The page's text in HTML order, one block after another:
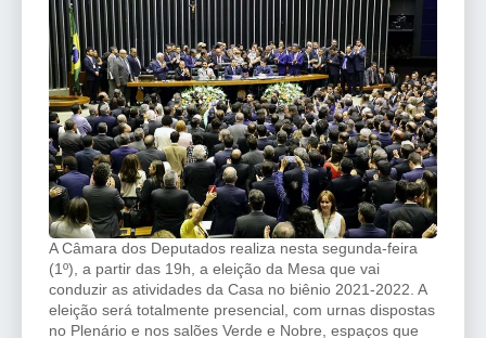
A Câmara dos Deputados realiza nesta segunda-feira
(1º), a partir das 19h, a eleição da Mesa que vai
conduzir as atividades da Casa no biênio 2021-2022. A
eleição será totalmente presencial, com urnas dispostas
no Plenário e nos salões Verde e Nobre, espaços que